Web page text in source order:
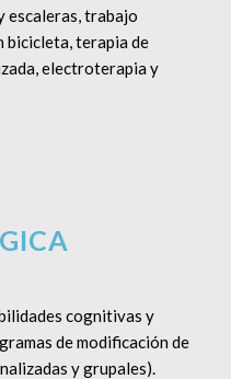
escaleras, trabajo
bicicleta, terapia de
electroterapia y
cognitivas y
de modificación de
y grupales).